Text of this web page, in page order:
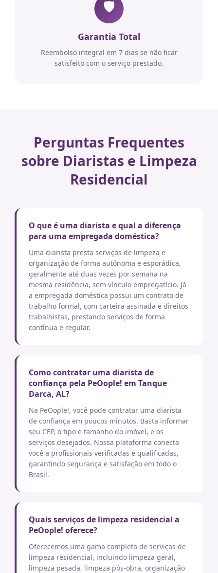
🛡️
Garantia Total
Reembolso integral em 7 dias se não ficar
satisfeito com o serviço prestado.
Perguntas Frequentes
sobre Diaristas e Limpeza
Residencial
O que é uma diarista e qual a diferença
para uma empregada doméstica?
Uma diarista presta serviços de limpeza e
organização de forma autônoma e esporádica,
geralmente até duas vezes por semana na
mesma residência, sem vínculo empregatício. Já
a empregada doméstica possui um contrato de
trabalho formal, com carteira assinada e direitos
trabalhistas, prestando serviços de forma
contínua e regular.
Como contratar uma diarista de
confiança pela PeOople! em Tanque
Darca, AL?
Na PeOople!, você pode contratar uma diarista
de confiança em poucos minutos. Basta informar
seu CEP, o tipo e tamanho do imóvel, e os
serviços desejados. Nossa plataforma conecta
você a profissionais verificadas e qualificadas,
garantindo segurança e satisfação em todo o
Brasil.
Quais serviços de limpeza residencial a
PeOople! oferece?
Oferecemos uma gama completa de serviços de
limpeza residencial, incluindo limpeza geral,
limpeza pesada, limpeza pós-obra, organização